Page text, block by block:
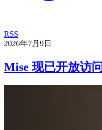
RSS
2026年7月9日
Mise 现已开放访问